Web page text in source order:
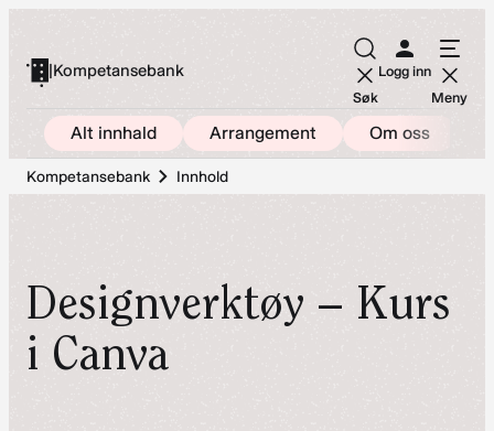
innhold
|Kompetansebank
Søk
Logg inn
Meny
Alt innhald Arrangement Om oss
Kompetansebank Innhold
Designverktøy – Kurs
i Canva